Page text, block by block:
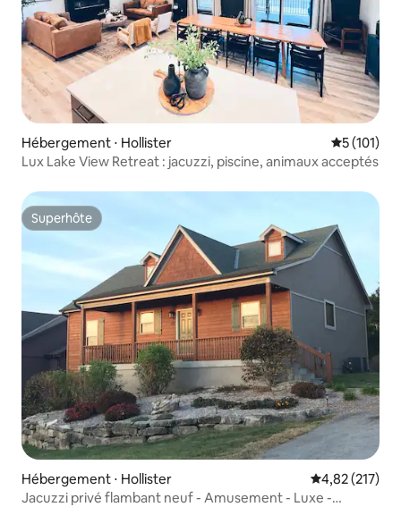
Hébergement ⋅ Hollister Évaluation
5 (101)
Lux Lake View Retreat : jacuzzi, piscine, animaux acceptés
Superhôte
Superhôte
Hébergement ⋅ Hollister Évaluation
4,82 (217)
Jacuzzi privé flambant neuf - Amusement - Luxe -